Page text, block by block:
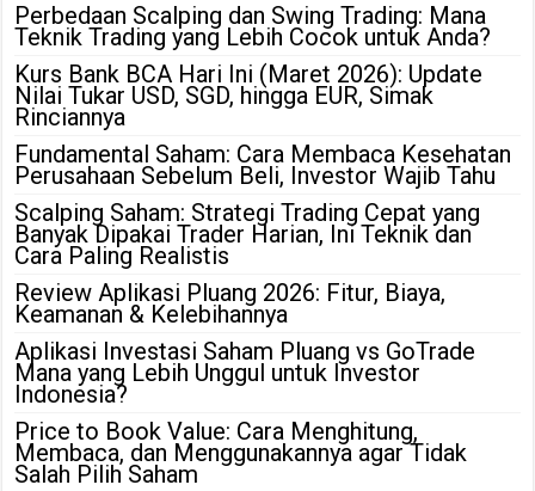
Perbedaan Scalping dan Swing Trading: Mana
Teknik Trading yang Lebih Cocok untuk Anda?
Kurs Bank BCA Hari Ini (Maret 2026): Update
Nilai Tukar USD, SGD, hingga EUR, Simak
Rinciannya
Fundamental Saham: Cara Membaca Kesehatan
Perusahaan Sebelum Beli, Investor Wajib Tahu
Scalping Saham: Strategi Trading Cepat yang
Banyak Dipakai Trader Harian, Ini Teknik dan
Cara Paling Realistis
Review Aplikasi Pluang 2026: Fitur, Biaya,
Keamanan & Kelebihannya
Aplikasi Investasi Saham Pluang vs GoTrade
Mana yang Lebih Unggul untuk Investor
Indonesia?
Price to Book Value: Cara Menghitung,
Membaca, dan Menggunakannya agar Tidak
Salah Pilih Saham